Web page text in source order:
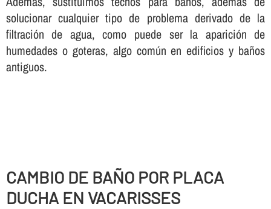
solucionar cualquier tipo de problema derivado de la
filtración de agua, como puede ser la aparición de
humedades o goteras, algo común en edificios y baños
antiguos.
CAMBIO DE BAÑO POR PLACA
DUCHA EN VACARISSES